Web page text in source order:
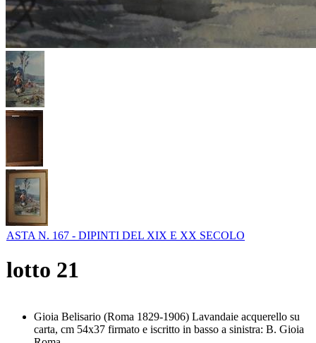
ASTA N. 167 - DIPINTI DEL XIX E XX SECOLO
lotto 21
Gioia Belisario (Roma 1829-1906) Lavandaie acquerello su
carta, cm 54x37 firmato e iscritto in basso a sinistra: B. Gioia